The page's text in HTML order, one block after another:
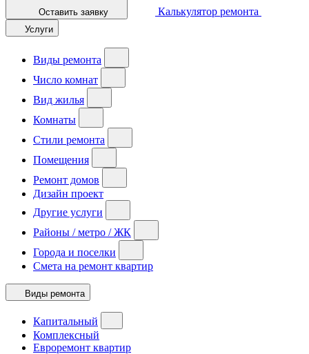
Оставить заявку Калькулятор ремонта
Услуги
Виды ремонта
Число комнат
Вид жилья
Комнаты
Стили ремонта
Помещения
Ремонт домов
Дизайн проект
Другие услуги
Районы / метро / ЖК
Города и поселки
Смета на ремонт квартир
Виды ремонта
Капитальный
Комплексный
Евроремонт квартир